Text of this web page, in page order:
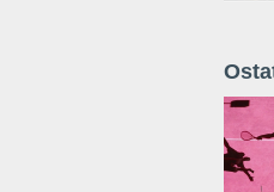
Żyt